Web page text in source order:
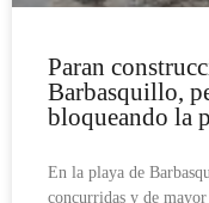
Paran
Barbasquillo,
bloqueando la
En la playa de
concurridas y de